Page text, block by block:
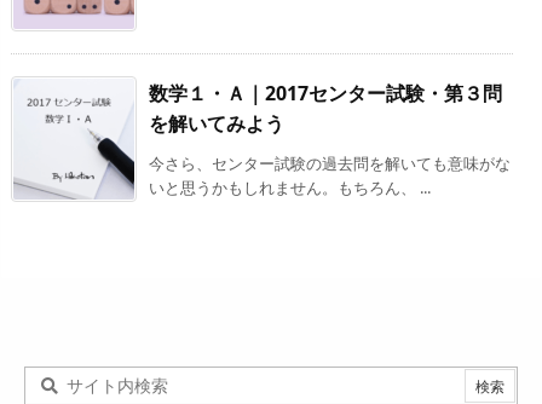
数学１・Ａ｜2017センター試験・第３問
を解いてみよう
今さら、センター試験の過去問を解いても意味がな
いと思うかもしれません。もちろん、 ...